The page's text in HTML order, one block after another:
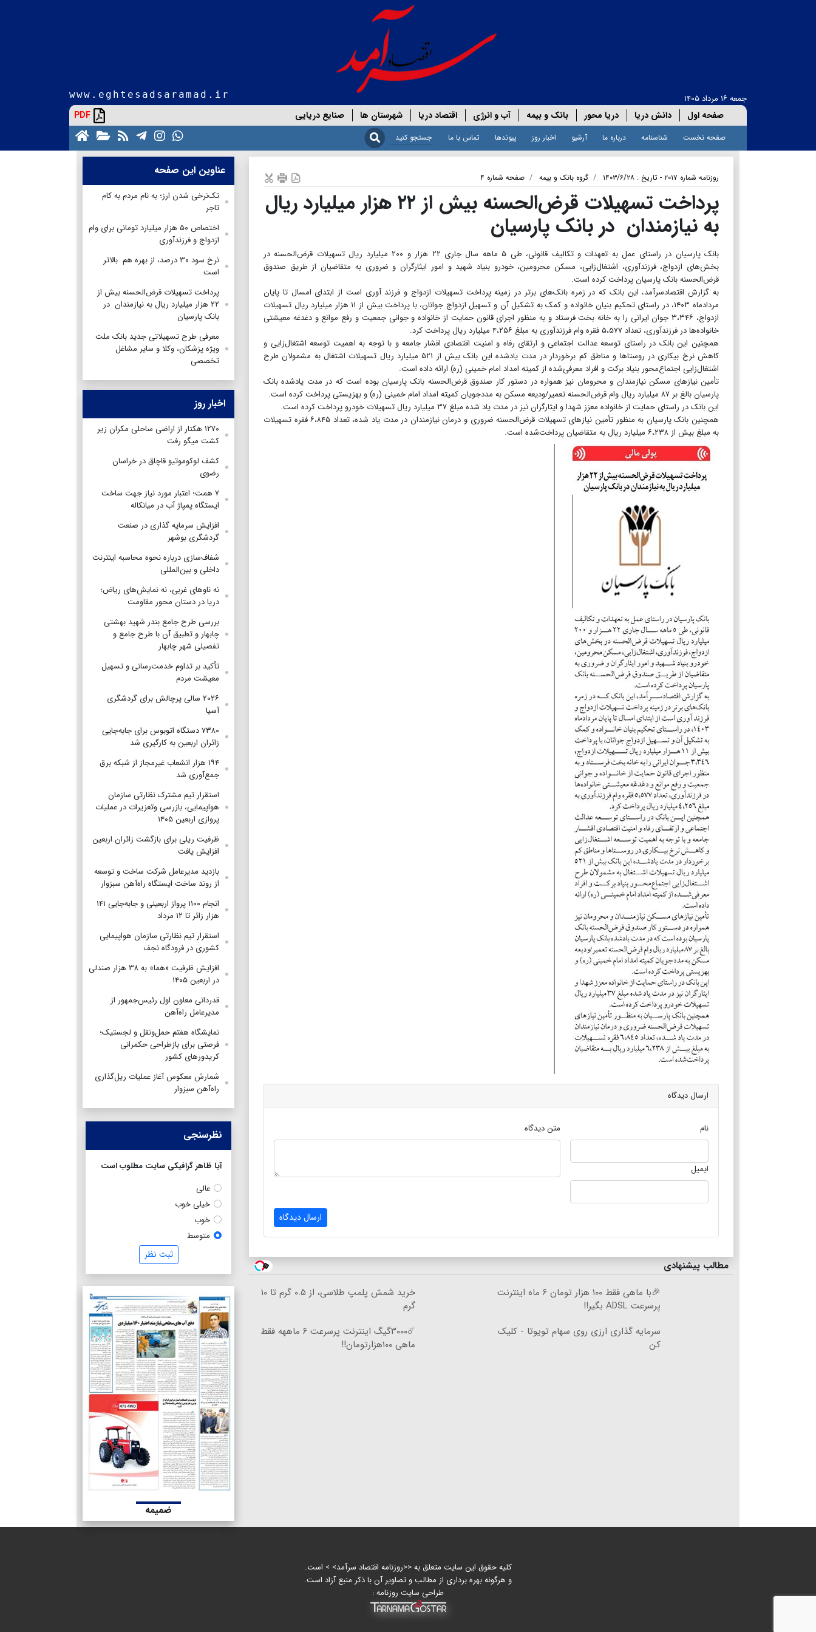
جمعه ۱۶ مرداد ۱۴۰۵ www.eghtesadsaramad.ir
صفحه اول دانش دریا دریا محور بانک و بیمه آب و انرژی اقتصاد دریا شهرستان ها صنایع دریایی PDF
صفحه نخست شناسنامه درباره ما آرشیو اخبار روز پیوندها تماس با ما
روزنامه شماره ۲۰۱۷ - تاریخ : ۱۴۰۳/۶/۲۸ گروه بانک و بیمه صفحه شماره ۴
پرداخت تسهیلات قرض‌الحسنه بیش از ۲۲ هزار میلیارد ریال
به نیازمندان در بانک پارسیان
بانک پارسیان در راستای عمل به تعهدات و تکالیف قانونی، طی ۵‌ ماهه سال جاری ۲۲ هزار و ۲۰۰ میلیارد ریال تسهیلات قرض‌الحسنه در
بخش‌های ازدواج، فرزندآوری، اشتغال‌زایی، مسکن محرومین، خودرو بنیاد شهید و امور ایثارگران و ضروری به متقاضیان از طریق صندوق
قرض‌الحسنه بانک پارسیان پرداخت کرده است.
به گزارش اقتصادسرآمد، این بانک که در زمره بانک‌های برتر در زمینه پرداخت تسهیلات ازدواج و فرزند آوری است از ابتدای امسال تا پایان
مردادماه ۱۴۰۳، در راستای تحکیم بنیان خانواده و کمک به تشکیل آن و تسهیل ازدواج جوانان، با پرداخت بیش از ۱۱ هزار میلیارد ریال تسهیلات
ازدواج، ۳،۳۴۶ جوان ایرانی را به خانه بخت فرستاد و به ‌منظور اجرای قانون حمایت از خانواده و جوانی جمعیت و رفع موانع و دغدغه معیشتی
خانواده‌ها در فرزندآوری، تعداد ۵،۵۷۷ فقره وام فرزندآوری به مبلغ ۴،۲۵۶ میلیارد ریال پرداخت کرد.
همچنین این بانک در راستای توسعه عدالت اجتماعی و ارتقای رفاه و امنیت اقتصادی اقشار جامعه و با توجه به اهمیت توسعه اشتغال‌زایی و
کاهش نرخ بیکاری در روستاها و مناطق کم برخوردار در مدت یادشده این بانک بیش از ۵۲۱ میلیارد ریال تسهیلات اشتغال به مشمولان طرح
اشتغال‌زایی اجتماع‌محور بنیاد برکت و افراد معرفی‌شده از کمیته امداد امام خمینی (ره) ارائه داده است.
تأمین نیازهای مسکن نیازمندان و محرومان نیز همواره در دستور کار صندوق قرض‌الحسنه بانک پارسیان بوده است که در مدت یادشده بانک
پارسیان بالغ‌ بر ۸۷ میلیارد ریال وام قرض‌الحسنه تعمیر/ودیعه مسکن به مددجویان کمیته امداد امام خمینی (ره) و بهزیستی پرداخت کرده است.
این بانک در راستای حمایت از خانواده معزز شهدا و ایثارگران نیز در مدت یاد شده مبلغ ۳۷ میلیارد ریال تسهیلات خودرو پرداخت کرده است.
همچنین بانک پارسیان به ‌منظور تأمین نیازهای تسهیلات قرض‌الحسنه ضروری و درمان نیازمندان در مدت یاد شده، تعداد ۶،۸۴۵ فقره تسهیلات
به مبلغ بیش از ۶،۲۳۸ میلیارد ریال به متقاضیان پرداخت‌شده است.
ارسال دیدگاه
نام
ایمیل
متن دیدگاه
ارسال دیدگاه
مطالب پیشنهادی
🎉با ماهی فقط ۱۰۰ هزار تومان ۶ ماه اینترنت
پرسرعت ADSL بگیر!!
خرید شمش پلمپ طلاسی، از ۰.۵ گرم تا ۱۰
گرم
سرمایه گذاری ارزی روی سهام تویوتا - کلیک
کن
☄️۳۰۰۰گیگ اینترنت پرسرعت ۶ ماههه فقط
ماهی ۱۰۰هزارتومان!!
عناوین این صفحه
تک‌نرخی شدن ارز؛ به نام مردم به کام
تاجر
اختصاص ۵۰ هزار میلیارد تومانی برای وام
ازدواج و فرزندآوری
نرخ سود ۳۰ درصد، از بهره هم بالاتر
است
پرداخت تسهیلات قرض‌الحسنه بیش از
۲۲ هزار میلیارد ریال به نیازمندان در
بانک پارسیان
معرفی طرح تسهیلاتی جدید بانک ملت
ویژه پزشکان، وکلا و سایر مشاغل
تخصصی
اخبار روز
۱۲۷۰ هکتار از اراضی ساحلی مکران زیر
کشت میگو رفت
کشف لوکوموتیو قاچاق در خراسان
رضوی
۷ همت؛ اعتبار مورد نیاز جهت ساخت
ایستگاه پمپاژ آب در میانکاله
افزایش سرمایه گذاری در صنعت
گردشگری بوشهر
شفاف‌سازی درباره نحوه محاسبه اینترنت
داخلی و بین‌المللی
نه ناوهای غربی، نه نمایش‌های ریاض؛
دریا در دستان محور مقاومت
بررسی طرح جامع بندر شهید بهشتی
چابهار و تطبیق آن با طرح جامع و
تفصیلی شهر چابهار
تأکید بر تداوم خدمت‌رسانی و تسهیل
معیشت مردم
۲۰۲۶ سالی پرچالش برای گردشگری
آسیا
۷۳۸۰ دستگاه اتوبوس برای جابه‌جایی
زائران اربعین به‌ کارگیری شد
۱۹۴ هزار انشعاب غیرمجاز از شبکه برق
جمع‌آوری شد
استقرار تیم مشترک نظارتی سازمان
هواپیمایی، بازرسی وتعزیرات در عملیات
پروازی اربعین ۱۴۰۵
ظرفیت ریلی برای بازگشت زائران اربعین
افزایش یافت
بازدید مدیرعامل شرکت ساخت و توسعه
از روند ساخت ایستگاه راه‌آهن سبزوار
انجام ۱۱۰۰ پرواز اربعینی و جابه‌جایی ۱۴۱
هزار زائر تا ۱۲ مرداد
استقرار تیم‌ نظارتی سازمان هواپیمایی
کشوری در فرودگاه نجف
افزایش ظرفیت «هما» به ۳۸ هزار صندلی
در اربعین ۱۴۰۵
قدردانی معاون اول رئیس‌جمهور از
مدیرعامل راه‌آهن
نمایشگاه هفتم حمل‌ونقل و لجستیک؛
فرصتی برای بازطراحی حکمرانی
کریدورهای کشور
شمارش معکوس آغاز عملیات ریل‌گذاری
راه‌آهن سبزوار
نظرسنجی
آیا ظاهر گرافیکی سایت مطلوب است
عالی
خیلی خوب
خوب
متوسط
ثبت نظر
ضمیمه
کلیه حقوق این سایت متعلق به <<روزنامه اقتصاد سرآمد> > است.
و هرگونه بهره برداری از مطالب و تصاویر آن با ذکر منبع آزاد است.
طراحی سایت روزنامه :